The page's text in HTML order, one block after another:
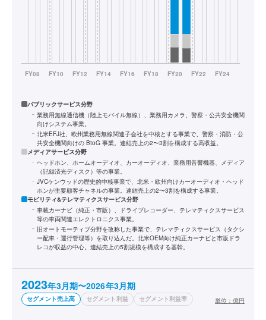
パブリックサービス分野
業務用無線通信機（陸上モバイル無線）、業務用カメラ、警察・公共安全機関
向けシステム事業。
北米EFJ社、欧州業務用無線関連子会社を中核とする事業で、警察・消防・公
共安全機関向けの BtoG 事業。連結売上の2〜3割を構成する高収益。
メディアサービス分野
ヘッドホン、ホームオーディオ、カーオーディオ、業務用音響機器、メディア
（記録済光ディスク）等の事業。
JVCケンウッドの歴史的中核事業で、北米・欧州向けカーオーディオ・ヘッド
ホンが主要顧客チャネルの事業。連結売上の2〜3割を構成する事業。
モビリティ&テレマティクスサービス分野
車載カーナビ（純正・市販）、ドライブレコーダー、テレマティクスサービス
等の車両関連エレクトロニクス事業。
旧オートモーティブ分野を改称した事業で、テレマティクスサービス（タクシ
ー配車・運行管理等）を取り込んだ。北米OEM向け純正カーナビと市販ドラ
レコが収益の中心。連結売上の5割規模を構成する基幹。
2023年3月期〜2026年3月期
セグメント売上高 セグメント利益 セグメント利益率 単位： 億円